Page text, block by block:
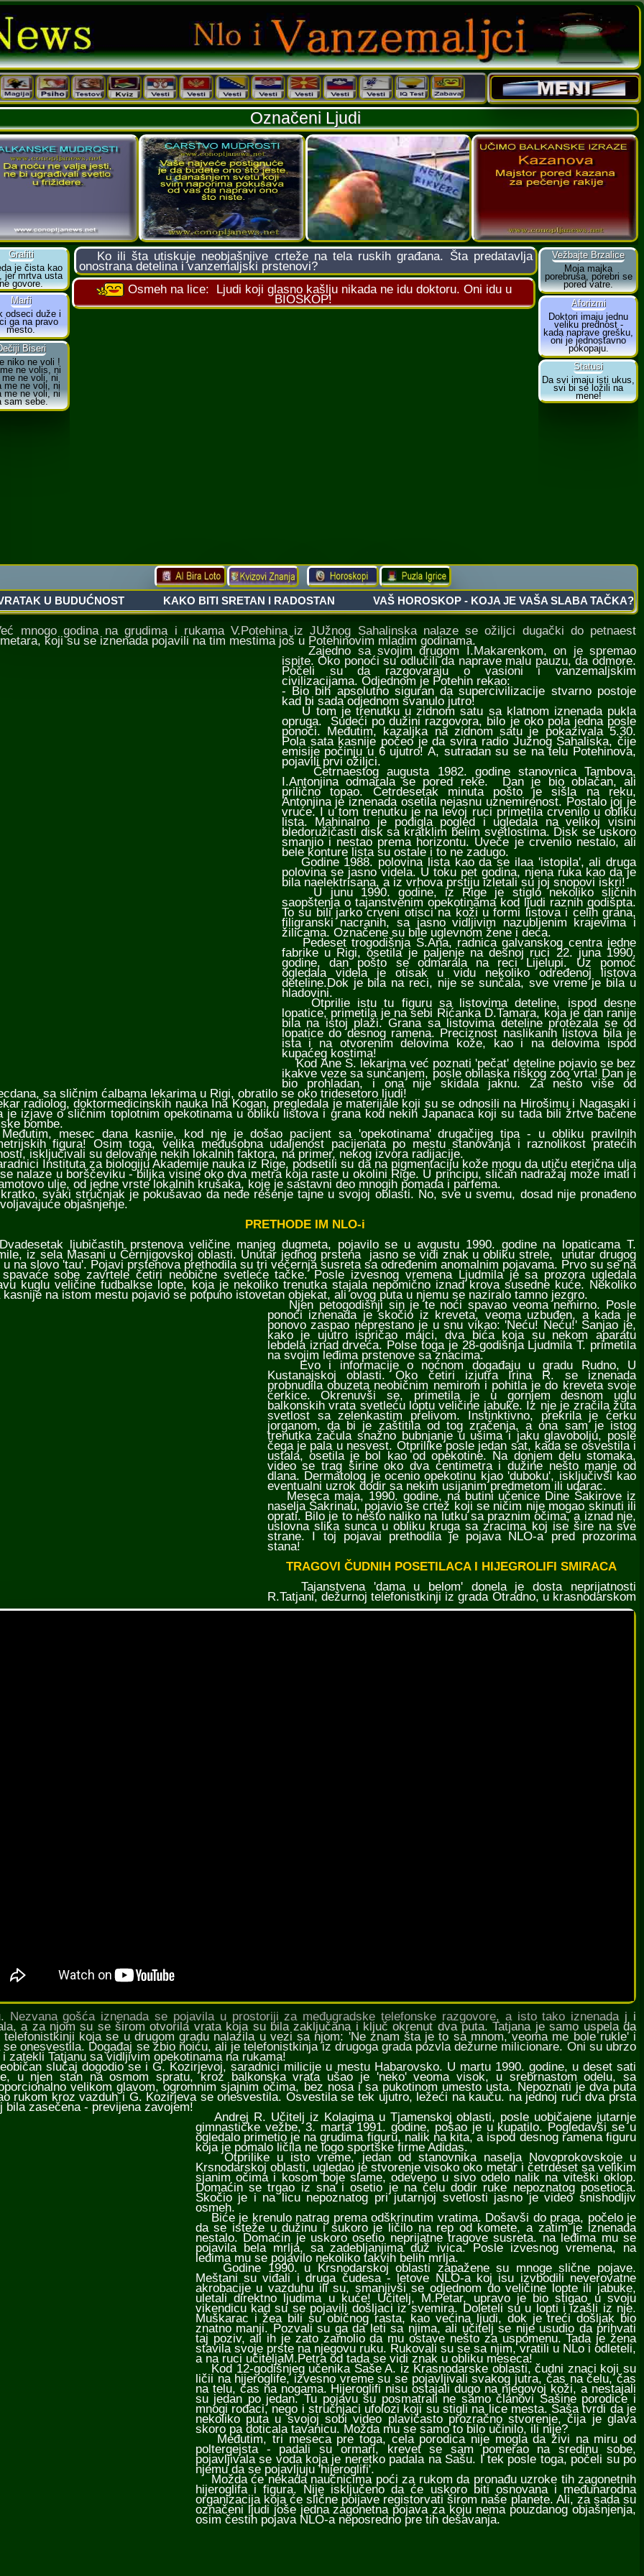
Označeni Ljudi
Ko ili šta utiskuje neobjašnjive crteže na tela ruskih građana. Šta predatavlja
onostrana detelina i vanzemaljski prstenovi?
Osmeh na lice: Ljudi koji glasno kašlju nikada ne idu doktoru. Oni idu u
BIOSKOP!
godina na grudima i rukama V.Potehina iz JUžnog Sahalinska nalaze se ožiljci dugački do petnaest
koji su se iznenada pojavili na tim mestima još u Potehinovim mladim godinama.
Zajedno sa svojim drugom I.Makarenkom, on je spremao
ispite. Oko ponoći su odlučili da naprave malu pauzu, da odmore.
Počeli su da razgovaraju o vasioni i vanzemaljskim
civilizacijama. Odjednom je Potehin rekao:
- Bio bih apsolutno siguran da supercivilizacije stvarno postoje
kad bi sada odjednom svanulo jutro!
U tom je trenutku u zidnom satu sa klatnom iznenada pukla
opruga. Sudeći po dužini razgovora, bilo je oko pola jedna posle
ponoći. Međutim, kazaljka na zidnom satu je pokazivala 5.30.
Pola sata kasnije počeo je da svira radio Južnog Sahaliska, čije
emisije počinju u 6 ujutro! A, sutradan su se na telu Potehinova,
pojavili prvi ožiljci.
Četrnaestog augusta 1982. godine stanovnica Tambova,
I.Antonjina odmarala se pored reke. Dan je bio oblačan, ali
prilično topao. Četrdesetak minuta pošto je sišla na reku,
Antonjina je iznenada osetila nejasnu uznemirenost. Postalo joj je
vruće. I u tom trenutku je na levoj ruci primetila crvenilo u obliku
lista. Mahinalno je podigla pogled i ugledala na velikoj visini
bledoružičasti disk sa kratklim belim svetlostima. Disk se uskoro
smanjio i nestao prema horizontu. Uveče je crvenilo nestalo, ali
bele konture lista su ostale i to ne zadugo.
Godine 1988. polovina lista kao da se ilaa 'istopila', ali druga
polovina se jasno videla. U toku pet godina, njena ruka kao da je
bila naelektrisana, a iz vrhova prstiju izletali su joj snopovi iskri!
U junu 1990. godine, iz Rige je stiglo nekoliko sličnih
saopštenja o tajanstvenim opekotinama kod ljudi raznih godišpta.
To su bili jarko crveni otisci na koži u formi listova i celih grana,
filigranski nacranih, sa jasno vidljivim nazubljenim krajevima i
žilicama. Označene su bile uglevnom žene i deca.
Pedeset trogodišnja S.Ana, radnica galvanskog centra jedne
fabrike u Rigi, osetila je paljenje na desnoj ruci 22. juna 1990.
godine, dan pošto se odmarala na reci Lijelupi. Uz pomoć
ogledala videla je otisak u vidu nekoliko određenoj listova
deteline.Dok je bila na reci, nije se sunčala, sve vreme je bila u
hladovini.
Otprilie istu tu figuru sa listovima deteline, ispod desne
lopatice, primetila je na sebi Rićanka D.Tamara, koja je dan ranije
bila na istoj plaži. Grana sa listovima deteline protezala se od
lopatice do desnog ramena. Preciznost naslikanih listova bila je
ista i na otvorenim delovima kože, kao i na delovima ispod
kupaćeg kostima!
Kod Ane S. lekarima već poznati 'pečat' deteline pojavio se bez
ikakve veze sa sunčanjem, posle obilaska riškog zoo vrta! Dan je
bio prohladan, i ona nije skidala jaknu. Za nešto više od
sa sličnim ćalbama lekarima u Rigi, obratilo se oko tridesetoro ljudi!
radiolog, doktormedicinskih nauka Ina Kogan, pregledala je materijale koji su se odnosili na Hirošimu i Nagasaki i
je izjave o sličnim toplotnim opekotinama u obliku listova i grana kod nekih Japanaca koji su tada bili žrtve bačene
bombe.
mesec dana kasnije, kod nje je došao pacijent sa 'opekotinama' drugačijeg tipa - u obliku pravilnih
figura! Osim toga, velika međusobna udaljenost pacijenata po mestu stanovanja i raznolikost pratećih
isključivali su delovanje nekih lokalnih faktora, na primer, nekog izvora radijacije.
Instituta za biologiju Akademije nauka iz Rige, podsetili su da na pigmentaciju kože mogu da utiču eterična ulja
nalaze u borščeviku - biljka visine oko dva metra koja raste u okolini Rige. U principu, sličan nadražaj može imati i
ulje, od jedne vrste lokalnih krušaka, koje je sastavni deo mnogih pomada i parfema.
svaki stručnjak je pokušavao da neđe rešenje tajne u svojoj oblasti. No, sve u svemu, dosad nije pronađeno
objašnjenje.
PRETHODE IM NLO-i
ljubičastih prstenova veličine manjeg dugmeta, pojavilo se u avgustu 1990. godine na lopaticama T.
iz sela Masani u Černjigovskoj oblasti. Unutar jednog prstena jasno se vidi znak u obliku strele, unutar drugog
u na slovo 'tau'. Pojavi prstenova prethodila su tri večernja susreta sa određenim anomalnim pojavama. Prvo su se na
sobe zavrtele četiri neobične svetleće tačke. Posle izvesnog vremena Ljudmila je sa prozora ugledala
kuglu veličine fudbalkse lopte, koja je nekoliko trenutka stajala nepomično iznad krova susedne kuće. Nekoliko
kasnije na istom mestu pojavio se potpuno istovetan objekat, ali ovog puta u njemu se naziralo tamno jezgro.
Njen petogodišnji sin je te noći spavao veoma nemirno. Posle
ponoći iznenada je skočio iz kreveta, veoma uzbuđen, a kada je
ponovo zaspao neprestano je u snu vikao: 'Neću! Neću!' Sanjao je,
kako je ujutro ispričao majci, dva bića koja su nekom aparatu
lebdela iznad drveća. Polse toga je 28-godišnja Ljudmila T. primetila
na svojim leđima prstenove sa znacima.
Evo i informacije o noćnom događaju u gradu Rudno, U
Kustanajskoj oblasti. Oko četiri izjutra Irina R. se iznenada
probnudila obuzeta neobičnim nemirom i pohitla je do kreveta svoje
ćerkice. Okrenuvši se, primetila je u gornjem desnom uglu
balkonskih vrata svetleću loptu veličine jabuke. Iz nje je zračila žuta
svetlost sa zelenkastim prelivom. Instinktivno, prekrila je ćerku
jorganom, da bi je zaštitila od tog zračenja, a ona sam je istog
trenutka začula snažno bubnjanje u ušima i jaku glavobolju, posle
čega je pala u nesvest. Otprilike posle jedan sat, kada se osvestila i
ustala, osetila je bol kao od opekotine. Na donjem delu stomaka,
video se trag širine oko dva centimetra i dužine nešto manje od
dlana. Dermatolog je ocenio opekotinu kjao 'duboku', isključivši kao
eventualni uzrok dodir sa nekim usijanim predmetom ili udarac.
Meseca maja, 1990. godine, na butini učenice Dine Šakirove iz
naselja Šakrinau, pojavio se crtež koji se ničim nije mogao skinuti ili
oprati. Bilo je to nešto naliko na lutku sa praznim očima, a iznad nje,
uslovna slika sunca u obliku kruga sa zracima koj ise šire na sve
strane. I toj pojavai prethodila je pojava NLO-a pred prozorima
stana!
TRAGOVI ČUDNIH POSETILACA I HIJEGROLIFI SMIRACA
Tajanstvena 'dama u belom' donela je dosta neprijatnosti
R.Tatjani, dežurnoj telefonistkinji iz grada Otradno, u krasnodarskom
Nezvana gošća iznenada se pojavila u prostoriji za međugradske telefonske razgovore, a isto tako iznenada j i
a za njom su se širom otvorila vrata koja su bila zaključana i ključ okrenut dva puta. Tatjana je samo uspela da
telefonistkinji koja se u drugom gradu nalazila u vezi sa njom: 'Ne znam šta je to sa mnom, veoma me bole rukle' i
se onesvestila. Događaj se zbio noiću, ali je telefonistkinja iz drugoga grada pozvla dežurne milicionare. Oni su ubrzo
zatekli Tatjanu sa vidljivim opekotinama na rukama!
slučaj dogodio se i G. Kozirjevoj, saradnici milicije u mestu Habarovsko. U martu 1990. godine, u deset sati
u njen stan na osmom spratu, kroz balkonska vrata ušao je 'neko' veoma visok, u srebrnastom odelu, sa
velikom glavom, ogromnim sjajnim očima, bez nosa i sa pukotinom umesto usta. Nepoznati je dva puta
rukom kroz vazduh i G. Kozirjeva se onesvestila. Osvestila se tek ujutro, ležeći na kauču. na jednoj ruci dva prsta
bila zasečena - previjena zavojem!
Andrej R. Učitelj iz Kolagima u Tjamenskoj oblasti, posle uobičajene jutarnje
gimnastičke vežbe, 3. marta 1991. godine, pošao je u kupatilo. Pogledavši se u
ogledalo primetio je na grudima figuru, nalik na kita, a ispod desnog ramena figuru
koja je pomalo ličila ne logo sportske firme Adidas.
Otprilike u isto vreme, jedan od stanovnika naselja Novoprokovskoje u
Krsnodarskoj oblasti, ugledao je stvorenje visoko oko metar i četrdeset sa velikim
sjanim očima i kosom boje slame, odeveno u sivo odelo nalik na viteški oklop.
Domaćin se trgao iz sna i osetio je na čelu dodir ruke nepoznatog posetioca.
Skočio je i na licu nepoznatog pri jutarnjoj svetlosti jasno je video snishodljiv
osmeh.
Biće je krenulo natrag prema odškrinutim vratima. Došavši do praga, počelo je
da se isteže u dužinu i sukoro je ličilo na rep od komete, a zatim je iznenada
nestalo. Domaćin je uskoro osetio neprijatne tragove susreta. na leđima mu se
pojavila bela mrlja, sa zadebljanjima duž ivica. Posle izvesnog vremena, na
leđima mu se pojavilo nekoliko takvih belih mrlja.
Godine 1990. u Krsnodarskoj oblasti zapažene su mnoge slične pojave.
Meštani su viđali i druga čudesa - letove NLO-a koj isu izvbodili neverovatne
akrobacije u vazduhu ili su, smanjivši se odjednom do veličine lopte ili jabuke,
uletali direktno ljudima u kuće! Učitelj, M.Petar, upravo je bio stigao u svoju
vikendicu kad su se pojavili došljaci iz svemira. Doleteli su u lopti i izašli iz nje.
Muškarac i žea bili su običnog rasta, kao većina ljudi, dok je treći došljak bio
znatno manji. Pozvali su ga da leti sa njima, ali učitelj se nije usudio da prihvati
taj poziv, ali ih je zato zamolio da mu ostave nešto za uspomenu. Tada je žena
stavila svoje prste na njegovu ruku. Rukovali su se sa njim, vratili u NLo i odleteli,
a na ruci učiteljaM.Petra od tada se vidi znak u obliku meseca!
Kod 12-godišnjeg učenika Saše A. iz Krasnodarske oblasti, čudni znaci koji su
ličii na hijeroglife, izvesno vreme su se pojavljivali svakog jutra, čas na čelu, čas
na telu, čas na nogama. Hijeroglifi nisu ostajali dugo na njegovoj koži, a nestajali
su jedan po jedan. Tu pojavu su posmatrali ne samo članovi Sašine porodice i
mnogi rođaci, nego i stručnjaci ufolozi koji su stigli na lice mesta. Saša tvrdi da je
nekoliko puta u svojoj sobi video plavičasto prozračno stvorenje, čija je glava
skoro pa doticala tavanicu. Možda mu se samo to bilo učinilo, ili nije?
Međutim, tri meseca pre toga, cela porodica nije mogla da živi na miru od
poltergejsta - padali su ormari, krevet se sam pomerao na sredinu sobe,
pojavljivala se voda koja je neretko padala na Sašu. I tek posle toga, počeli su po
njemu da se pojavljuju 'hijeroglifi'.
Možda će nekada naučnicima poći za rukom da pronađu uzroke tih zagonetnih
hijeroglifa i figura. Nije isključeno da će uskoro biti osnovana i međunarodna
organizacija koja će slične poijave registorvati širom naše planete. Ali, za sada su
označeni ljudi joše jedna zagonetna pojava za koju nema pouzdanog objašnjenja,
osim čestih pojava NLO-a neposredno pre tih dešavanja.